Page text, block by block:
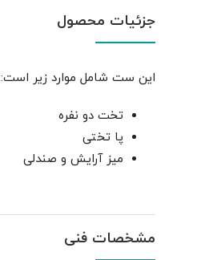
جزئیات محصول
این ست شامل موارد زیر است:
تخت دو نفره
پا تختی
میز آرایش و صندلی
مشخصات فنی